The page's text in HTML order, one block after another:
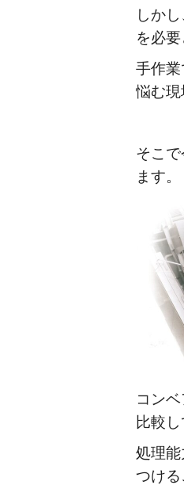
しか
を必要
手作
悩む現
そこ
ます。
コン
比較
処理
つけ